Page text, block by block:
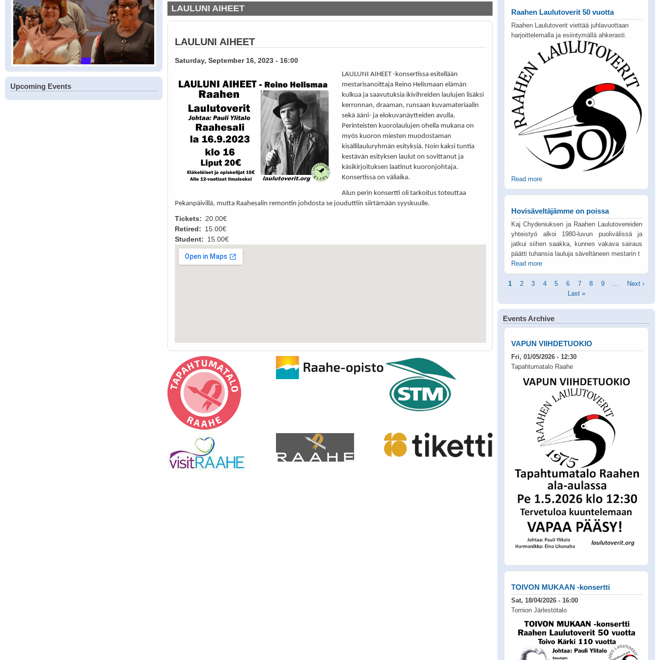
LAULUNI AIHEET
LAULUNI AIHEET
Saturday, September 16, 2023 - 16:00
LAULUNI AIHEET -konsertissa esitellään
mestarisanoittaja Reino Helismaan elämän
kulkua ja saavutuksia ikivihreiden laulujen lisäksi
kerronnan, draaman, runsaan kuvamateriaalin
sekä ääni- ja elokuvanäytteiden avulla.
Perinteisten kuorolaulujen ohella mukana on
myös kuoron miesten muodostaman
kisällilauluryhmän esityksiä. Noin kaksi tuntia
kestävän esityksen laulut on sovittanut ja
käsikirjoituksen laatinut kuoronjohtaja.
Konsertissa on väliaika.
Alun perin konsertti oli tarkoitus toteuttaa
Pekanpäivillä, mutta Raahesalin remontin johdosta se jouduttiin siirtämään syyskuulle.
Tickets
20.00€
Retired
15.00€
Student
15.00€
Upcoming Events
Raahen Laulutoverit 50 vuotta
Raahen Laulutoverit viettää juhlavuottaan
harjoittelemalla ja esiintymällä ahkerasti.
Read more
Hovisäveltäjämme on poissa
Kaj Chydeniuksen ja Raahen Laulutovereiden
yhteistyö alkoi 1980-luvun puolivälissä ja
jatkui siihen saakka, kunnes vakava sairaus
päätti tuhansia lauluja säveltäneen mestarin t
Read more
Pagination
Current
1 Page
2 Page
3 Page
4 Page
5 Page
6 Page
7 Page
8 Page
9 …
Next
Next ›
Last
page
Last »
Events Archive
VAPUN VIIHDETUOKIO
Fri, 01/05/2026 - 12:30
Tapahtumatalo Raahe
TOIVON MUKAAN -konsertti
Sat, 18/04/2026 - 16:00
Tornion Järlestötalo